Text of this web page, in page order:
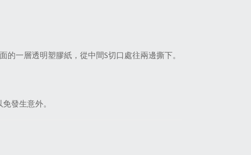
一層透明塑膠紙，從中間S切口處往兩邊撕下。
發生意外。